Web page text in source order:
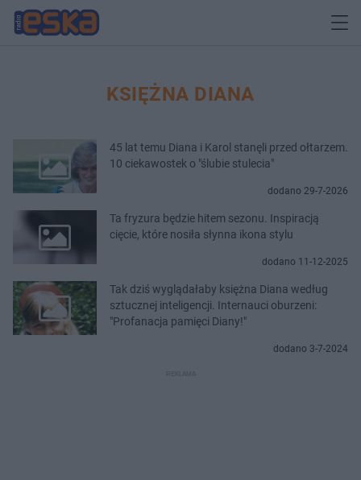
KSIĘŻNA DIANA
45 lat temu Diana i Karol stanęli przed ołtarzem.
10 ciekawostek o "ślubie stulecia"
dodano 29-7-2026
Ta fryzura będzie hitem sezonu. Inspiracją
cięcie, które nosiła słynna ikona stylu
dodano 11-12-2025
Tak dziś wyglądałaby księżna Diana według
sztucznej inteligencji. Internauci oburzeni:
"Profanacja pamięci Diany!"
dodano 3-7-2024